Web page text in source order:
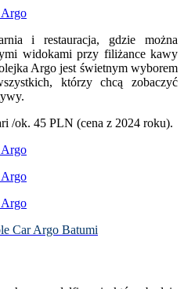
i restauracja, gdzie można
widokami przy filiżance kawy
Argo jest świetnym wyborem
którzy chcą zobaczyć
/ok. 45 PLN (cena z 2024 roku).
Car Argo Batumi